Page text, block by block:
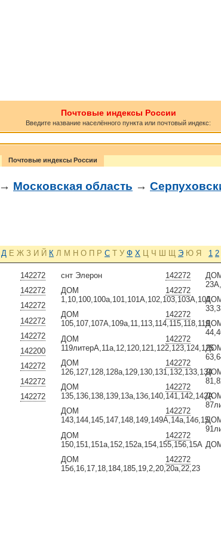
Почтовые индексы России
Введите название населённого пункта или почтовый индекс:
Почтовые индексы России
→ Московская область →
Д Е Ж З И Й К Л М Н О П Р С Т У Ф Х Ц Ч Ш Щ Э Ю Я 1 2
142272
142272
142272
142272
142272
142200
142272
142272
142272
142272
снт Элерон
142272
ДОМ
1,10,100,100а,101,101А,102,103,103А,104
142272
ДОМ
105,107,107А,109а,11,113,114,115,118,119
142272
ДОМ
119литерА,11а,12,120,121,122,123,124,125
142272
ДОМ
126,127,128,128а,129,130,131,132,133,134
142272
ДОМ
135,136,138,139,13а,13б,140,141,142,142А
142272
ДОМ
143,144,145,147,148,149,149А,14а,14б,15
142272
ДОМ
150,151,151а,152,152а,154,155,156,15А
142272
ДОМ
15б,16,17,18,184,185,19,2,20,20а,22,23